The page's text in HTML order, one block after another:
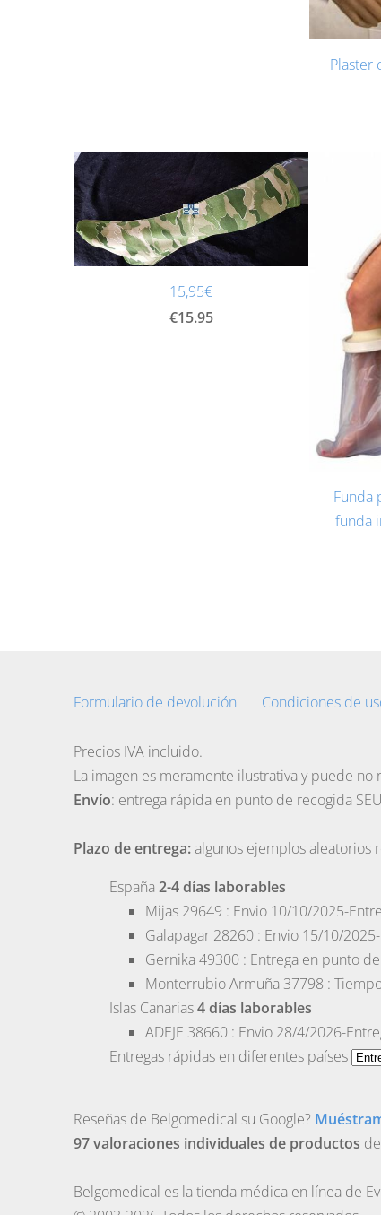
Plaster
15,95€
€15.95
Funda
funda
Formulario de devolución Condiciones de
Precios IVA incluido.
La imagen es meramente ilustrativa y puede
Envío: entrega rápida en punto de recogida
Plazo de entrega:algunos ejemplos aleatorios
España2-4 días laborables
Mijas 29649 : Envio 10/10/2025-
Galapagar 28260 : Envio 15/10/
Gernika49300 : Entrega en punto
Monterrubio Armuña 37798 :
Islas Canarias4 días laborables
ADEJE 38660 : Envio 28/4/2026-
Entregas rápidas en diferentes países
Reseñas de Belgomedical su Google?
97 valoraciones individuales de productos
Belgomedical es la tienda médica en línea de